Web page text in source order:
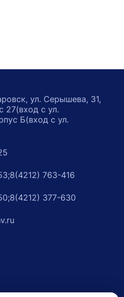
ул. Серышева, 31,
27(вход с ул.
Б(вход с ул.
8(4212) 763-416
8(4212) 377-630